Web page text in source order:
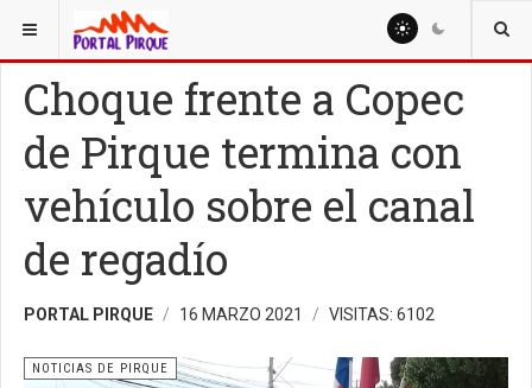
ESTÁ AQUÍ: NOTICIAS
Choque frente a Copec
de Pirque termina con
vehículo sobre el canal
de regadío
PORTAL PIRQUE 16 MARZO 2021 VISITAS: 6102
NOTICIAS DE PIRQUE